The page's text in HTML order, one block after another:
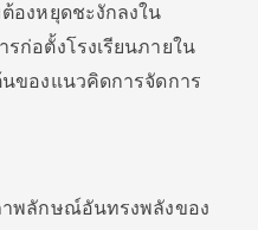
องหยุดชะงักลงใน
ก่อตั้งโรงเรียนภายใน
ของแนวคิดการจัดการ
าพลักษณ์อันทรงพลังของ